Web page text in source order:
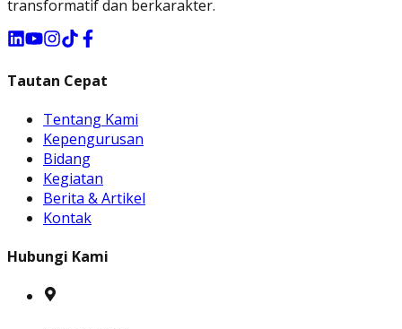
transformatif dan berkarakter.
Tautan Cepat
Tentang Kami
Kepengurusan
Bidang
Kegiatan
Berita & Artikel
Kontak
Hubungi Kami